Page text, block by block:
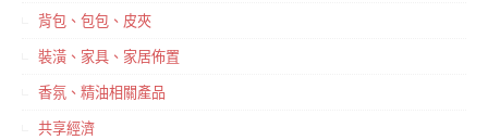
背包、包包、皮夾
裝潢、家具、家居佈置
香氛、精油相關產品
共享經濟